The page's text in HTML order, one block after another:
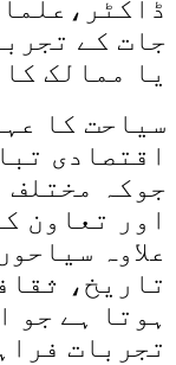
جات کے
یا ممالک
سیاحت کا
اقتصادی
جوکہ مختلف
اور تعاون
علاوہ
تاریخ،
ہوتا ہے جو
تجربات